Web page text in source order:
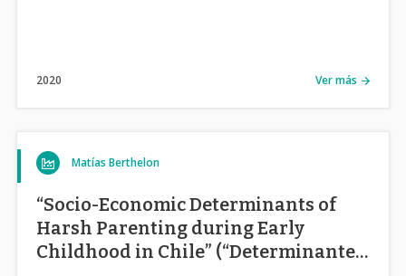
2020 Ver más
Matías Berthelon
“Socio-Economic Determinants of
Harsh Parenting during Early
Childhood in Chile” (“Determinantes